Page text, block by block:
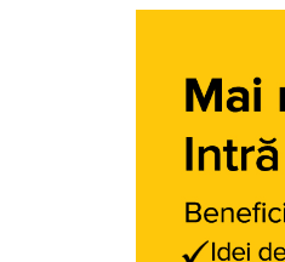
Colectia Nave Militare
Formula 1 The Car Collection